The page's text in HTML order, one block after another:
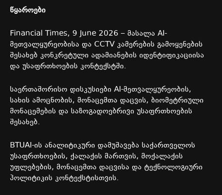
წყაროები
Financial Times, 9 June 2026 – მასალა AI-
მეთვალყურეობისა და CCTV კამერების გამოყენების
შესახებ კონკრეტული ადამიანების იდენტიფიკაციისა
და უსაფრთხოების კონტექსტში.
საერთაშორისო დისკუსიები AI-მეთვალყურეობის,
სახის ამოცნობის, მონაცემთა დაცვის, ბიომეტრიული
მონაცემების და საზოგადოებრივი უსაფრთხოების
შესახებ.
BTUAI-ის ანალიტიკური დამუშავება საქართველოს
უსაფრთხოების, ქალაქის მართვის, მოქალაქის
უფლებების, მონაცემთა დაცვისა და ტექნოლოგიური
პოლიტიკის კონტექსტისთვის.